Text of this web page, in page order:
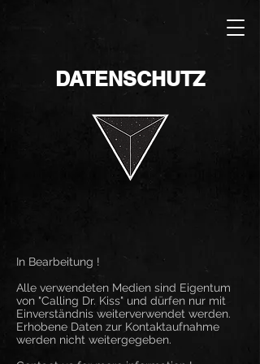
DATENSCHUTZ
In Bearbeitung !
Alle verwendeten Medien sind Eigentum
von "Calling Dr. Kiss" und dürfen nur mit
Einverständnis weiterverwendet werden.
Erhobene Daten zur Kontaktaufnahme
werden nicht weitergegeben.